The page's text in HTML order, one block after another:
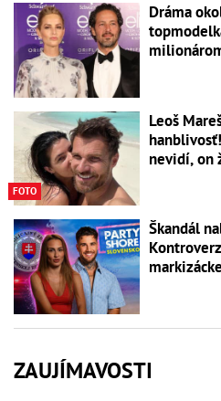
Dráma
FOTO
Leoš
nevidí, on
Škandál
ZAUJÍMAVOSTI